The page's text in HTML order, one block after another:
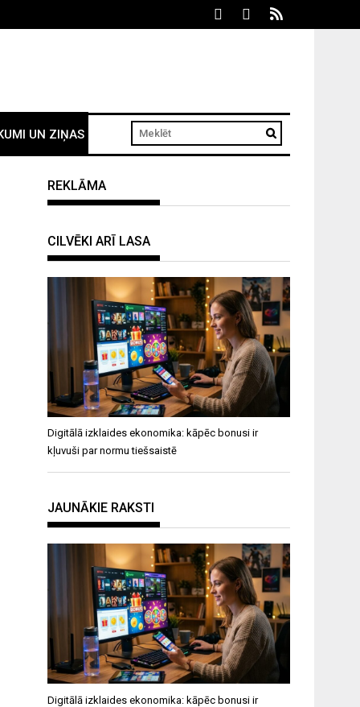
UN ZIŅAS
REKLĀMA
CILVĒKI ARĪ LASA
Digitālā izklaides ekonomika: kāpēc bonusi ir
kļuvuši par normu tiešsaistē
JAUNĀKIE RAKSTI
Digitālā izklaides ekonomika: kāpēc bonusi ir